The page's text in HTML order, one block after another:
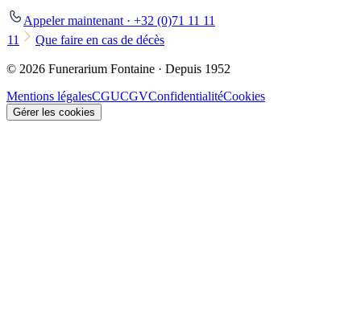
Appeler maintenant · +32 (0)71 11 11
11
Que faire en cas de décès
© 2026 Funerarium Fontaine · Depuis 1952
Mentions légalesCGUCGVConfidentialitéCookies
Gérer les cookies